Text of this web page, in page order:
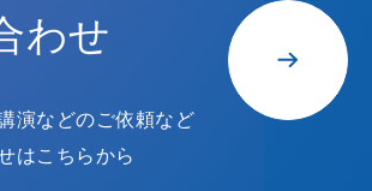
わせ
演などのご依頼など
はこちらから